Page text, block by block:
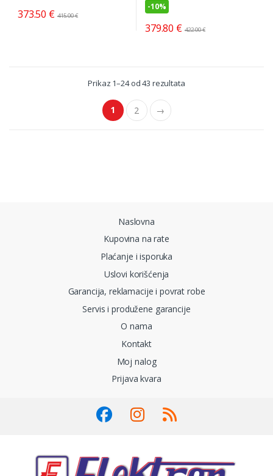
373.50 € 415.00€
-10%
379.80 € 422.00€
Prikaz 1–24 od 43 rezultataSorted
1 2 →
Naslovna
Kupovina na rate
Plaćanje i isporuka
Uslovi korišćenja
Garancija, reklamacije i povrat robe
Servis i produžene garancije
O nama
Kontakt
Moj nalog
Prijava kvara